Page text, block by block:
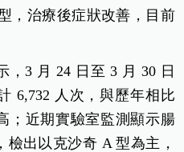
，治療後症狀改善，目前
，3 月 24 日至 3 月 30 日
6,732 人次，與歷年相比
；近期實驗室監測顯示腸
出以克沙奇 A 型為主，